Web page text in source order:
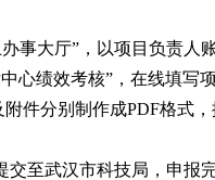
事大厅”，以项目负责人
绩效考核”，在线填写
分别制作成PDF格式
至武汉市科技局，申报完